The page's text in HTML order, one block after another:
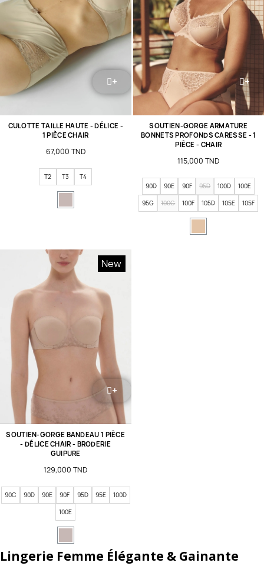
CULOTTE TAILLE HAUTE - DÉLICE -
1 PIÈCE CHAIR
67,000 TND
+
T2 T3 T4
SOUTIEN-GORGE ARMATURE
BONNETS PROFONDS CARESSE - 1
PIÈCE - CHAIR
115,000 TND
+
90D 90E 90F 95D 100D 100E
95G 100G 100F 105D 105E 105F
New
SOUTIEN-GORGE BANDEAU 1 PIÈCE
- DÉLICE CHAIR - BRODERIE
GUIPURE
129,000 TND
+
90C 90D 90E 90F 95D 95E 100D
100E
Lingerie Femme Élégante & Gainante